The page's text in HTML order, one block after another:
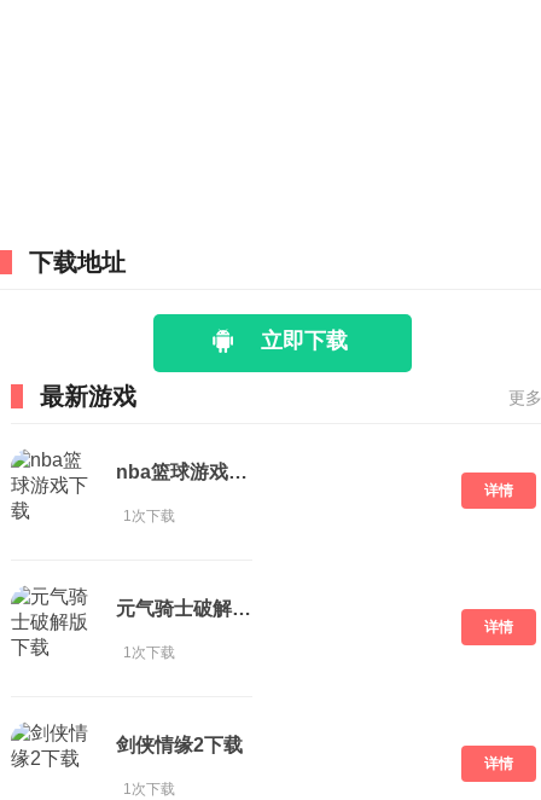
下载地址
立即下载
最新游戏 更
nba篮球游戏下载
1次下载
详情
元气骑士破解版 下载
1次下载
详情
剑侠情缘2下载
1次下载
详情